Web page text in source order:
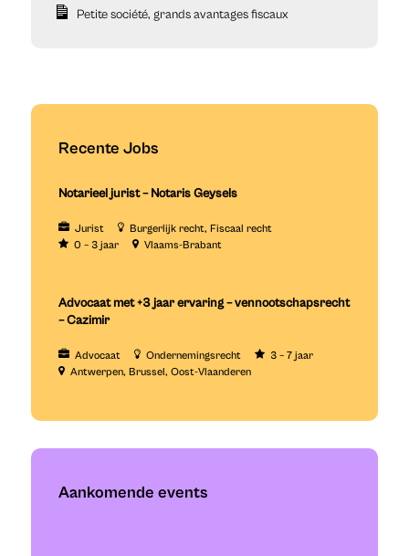
Petite société, grands avantages fiscaux
Recente Jobs
Notarieel jurist – Notaris Geysels
Jurist Burgerlijk recht
Fiscaal recht
0 – 3 jaar
Vlaams-Brabant
Advocaat met +3 jaar ervaring – vennootschapsrecht
– Cazimir
Advocaat Ondernemingsrecht
3 – 7 jaar
Antwerpen
Brussel Oost-Vlaanderen
Aankomende events